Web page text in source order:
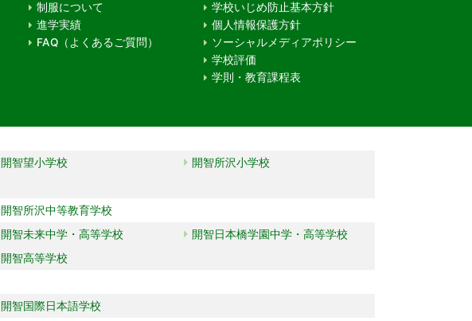
制服について
進学実績
FAQ（よくあるご質問）
学校いじめ防止基本方針
個人情報保護方針
ソーシャルメディアポリシー
学校評価
学則・教育課程表
開智望小学校
開智所沢小学校
開智所沢中等教育学校
開智未来中学・高等学校
開智日本橋学園中学・高等学校
開智高等学校
開智国際日本語学校